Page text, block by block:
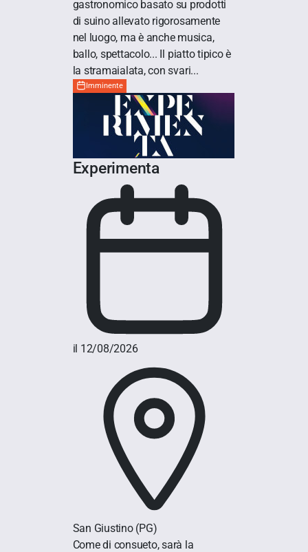
gastronomico basato su prodotti
di suino allevato rigorosamente
nel luogo, ma è anche musica,
ballo, spettacolo... Il piatto tipico è
la stramaialata, con svari...
Imminente
Experimenta
il 12/08/2026
San Giustino (PG)
Come di consueto, sarà la